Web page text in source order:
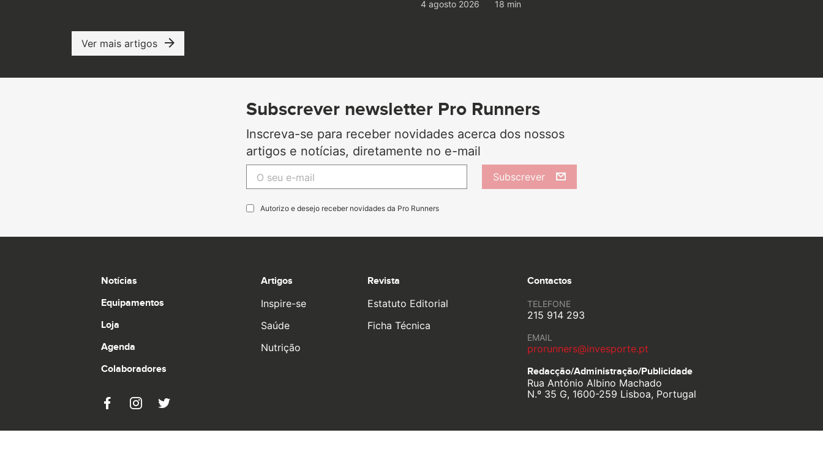
4 agosto 2026 18 min
Ver mais artigos
Subscrever newsletter Pro Runners
Inscreva-se para receber novidades acerca dos nossos
artigos e notícias, diretamente no e-mail
Autorizo e desejo receber novidades da Pro Runners
Subscrever
Notícias
Equipamentos
Loja
Agenda
Colaboradores
Artigos
Inspire-se
Saúde
Nutrição
Revista
Estatuto Editorial
Ficha Técnica
Contactos
TELEFONE
215 914 293
EMAIL
prorunners@invesporte.pt
Redacção/Administração/Publicidade
Rua António Albino Machado
N.º 35 G, 1600-259 Lisboa, Portugal